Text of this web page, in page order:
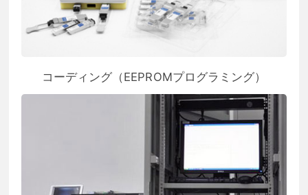
コーディング（EEPROMプログラミング）